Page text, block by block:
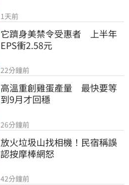
1天前
它躋身美禁令受惠者　上半年
EPS衝2.58元
22分鐘前
高溫重創雞蛋產量　最快要等
到9月才回穩
26分鐘前
放火垃圾山找相機！民宿稱誤
認按摩棒網怒
42分鐘前